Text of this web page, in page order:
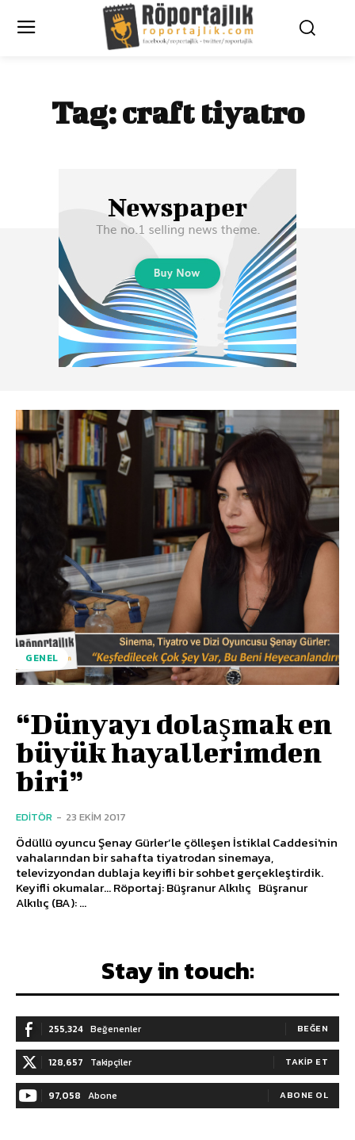
Tag:craft tiyatro
GENEL
“Dünyayı dolaşmak en
büyük hayallerimden
biri”
EDITÖR - 23 EKIM 2017
Ödüllü oyuncu Şenay Gürler’le çölleşen İstiklal Caddesi'nin
vahalarından bir sahafta tiyatrodan sinemaya,
televizyondan dublaja keyifli bir sohbet gerçekleştirdik.
Keyifli okumalar… Röportaj: Büşranur Alkılıç Büşranur
Alkılıç (BA): ...
Stay in touch:
255,324 Beğenenler BEĞEN
128,657 Takipçiler TAKIP ET
97,058 Abone ABONE OL